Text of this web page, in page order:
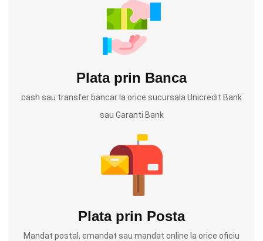
Plata prin Banca
cash sau transfer bancar la orice sucursala Unicredit Bank
sau Garanti Bank
Plata prin Posta
Mandat postal, emandat sau mandat online la orice oficiu